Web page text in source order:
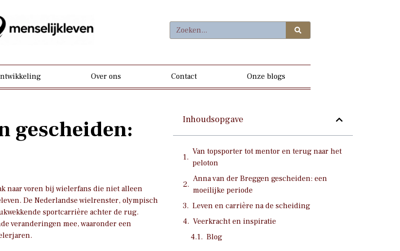
Over ons Contact Onze blogs
gescheiden:
naar voren bij wielerfans die niet alleen
De Nederlandse wielrenster, olympisch
sportcarrière achter de rug.
veranderingen mee, waaronder een
Inhoudsopgave
Van topsporter tot mentor en terug naar het
peloton
Anna van der Breggen gescheiden: een
moeilijke periode
Leven en carrière na de scheiding
Veerkracht en inspiratie
Blog